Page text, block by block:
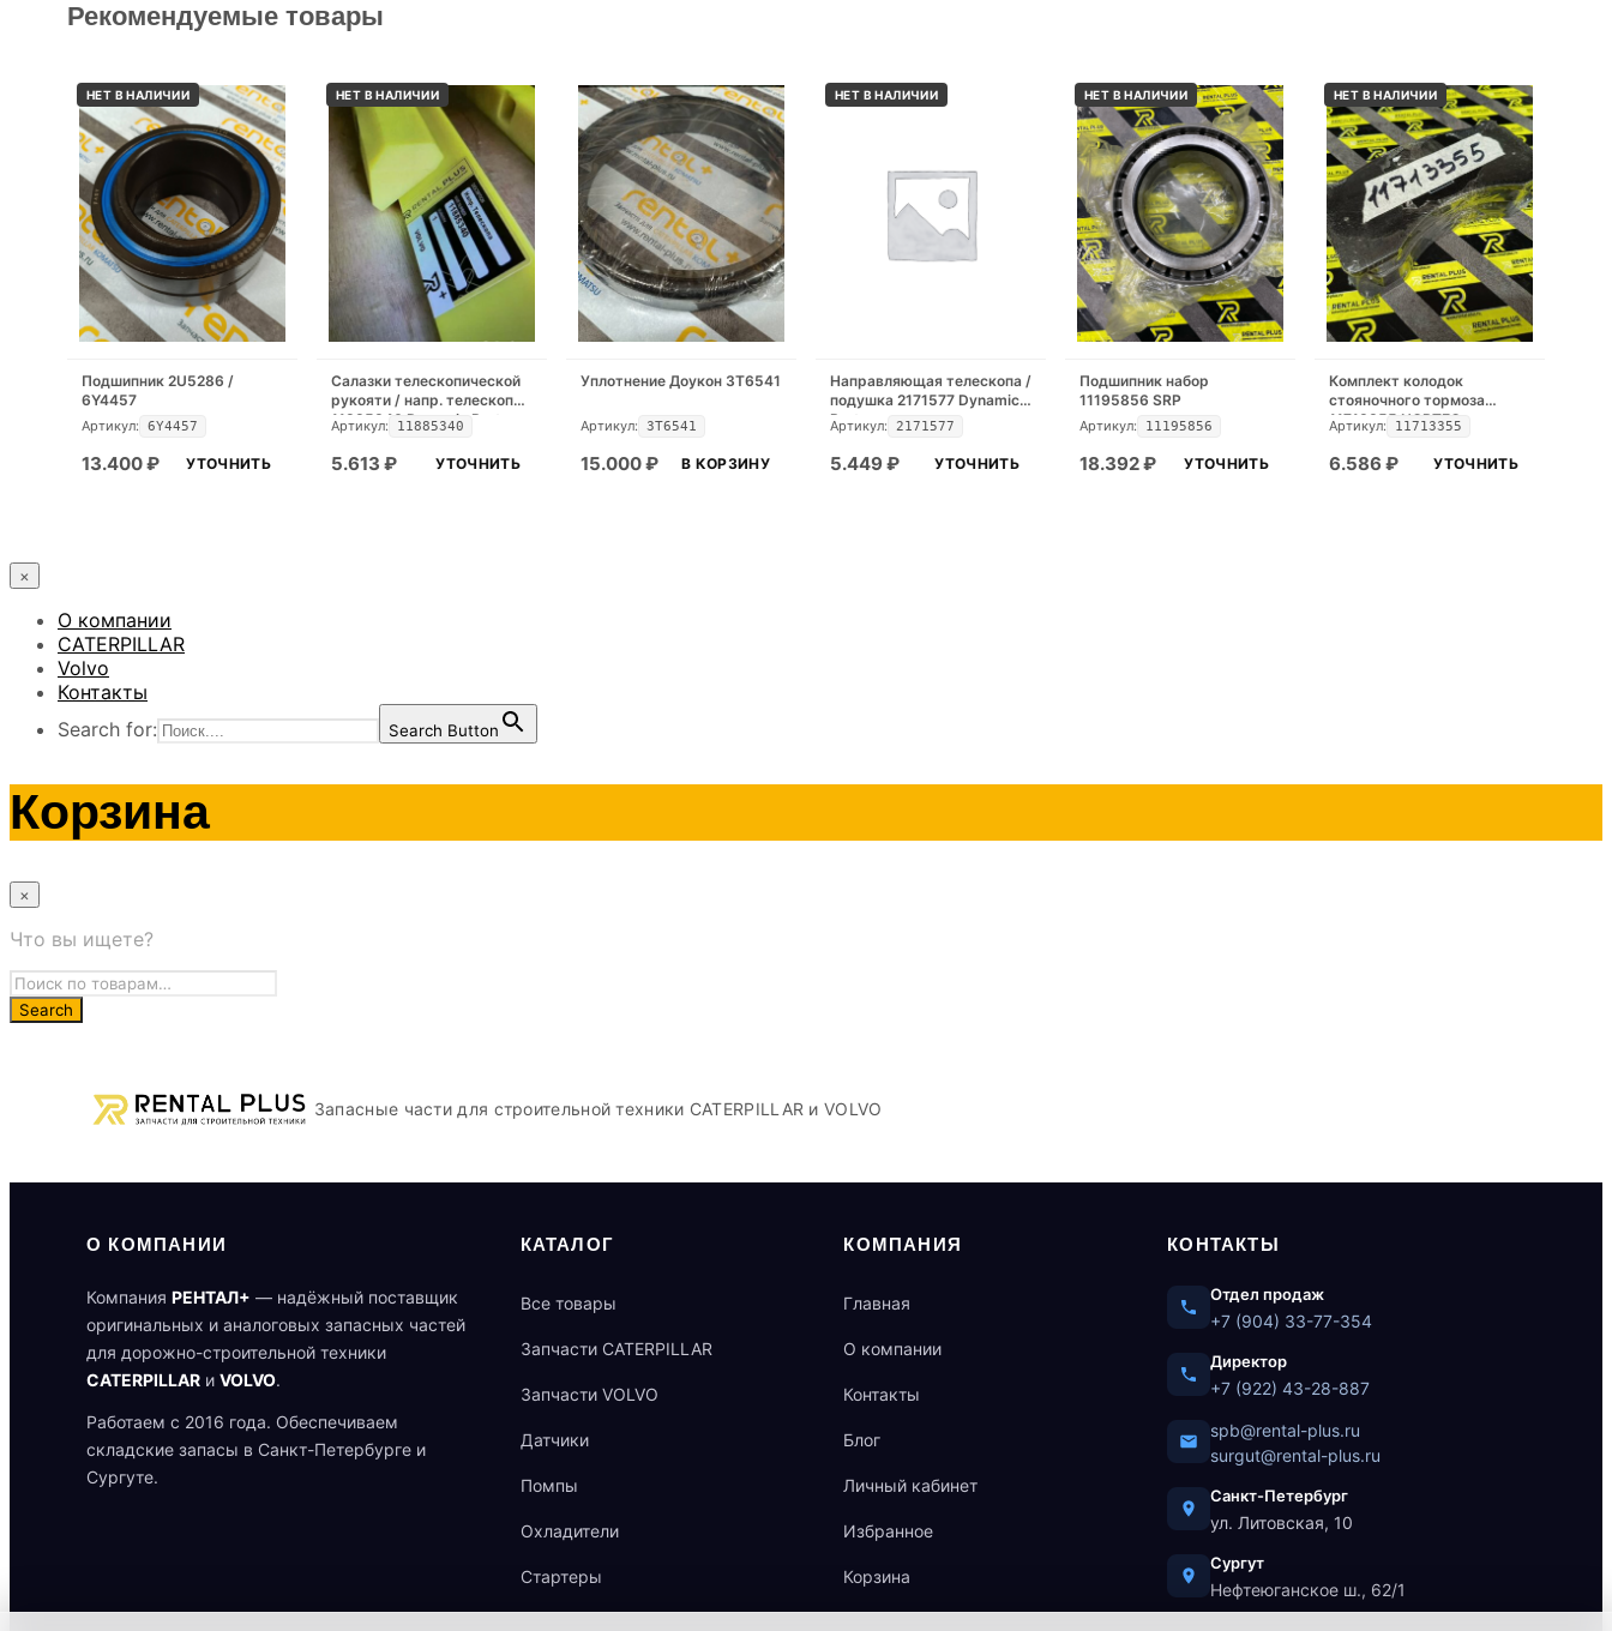
Рекомендуемые товары
НЕТ В НАЛИЧИИ
Подшипник 2U5286 /
6Y4457
Артикул: 6Y4457
13.400₽ УТОЧНИТЬ
НЕТ В НАЛИЧИИ
Салазки телескопической
рукояти / напр. телескопа
11885340 Dynamic Part
Артикул: 11885340
5.613 ₽ УТОЧНИТЬ
Уплотнение Доукон 3T6541
Артикул: 3T6541
15.000₽ В КОРЗИНУ
НЕТ В НАЛИЧИИ
Направляющая телескопа /
подушка 2171577 Dynamic
Part
Артикул: 2171577
5.449 ₽ УТОЧНИТЬ
НЕТ В НАЛИЧИИ
Подшипник набор
11195856 SRP
Артикул: 11195856
18.392₽ УТОЧНИТЬ
НЕТ В НАЛИЧИИ
Комплект колодок
стояночного тормоза
11713355 NORTEQ
Артикул: 11713355
6.586 ₽ УТОЧНИТЬ
×
О компании
CATERPILLAR
Volvo
Контакты
Search for:
Search Button
Корзина
×
Что вы ищете?
Запасные части для строительной техники CATERPILLAR и VOLVO
О КОМПАНИИ
Компания РЕНТАЛ+ — надёжный поставщик
оригинальных и аналоговых запасных частей
для дорожно-строительной техники
CATERPILLAR и VOLVO.
Работаем с 2016 года. Обеспечиваем
складские запасы в Санкт-Петербурге и
Сургуте.
КАТАЛОГ
Все товары
Запчасти CATERPILLAR
Запчасти VOLVO
Датчики
Помпы
Охладители
Стартеры
КОМПАНИЯ
Главная
О компании
Контакты
Блог
Личный кабинет
Избранное
Корзина
КОНТАКТЫ
Отдел продаж
+7 (904) 33-77-354
Директор
+7 (922) 43-28-887
spb@rental-plus.ru
surgut@rental-plus.ru
Санкт-Петербург
ул. Литовская, 10
Сургут
Нефтеюганское ш., 62/1